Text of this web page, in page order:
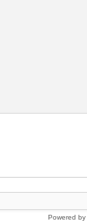
Powered by